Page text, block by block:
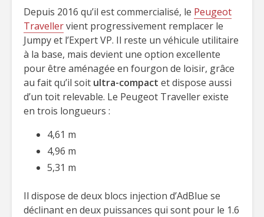
Depuis 2016 qu’il est commercialisé, le Peugeot
Travellervient progressivement remplacer le
Jumpy et l’Expert VP. Il reste un véhicule utilitaire
à la base, mais devient une option excellente
pour être aménagée en fourgon de loisir, grâce
au fait qu’il soit ultra-compact et dispose aussi
d’un toit relevable. Le Peugeot Traveller existe
en trois longueurs :
4,61 m
4,96 m
5,31 m
Il dispose de deux blocs injection d’AdBlue se
déclinant en deux puissances qui sont pour le 1.6